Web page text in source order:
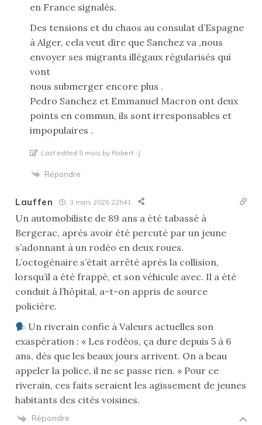
en France signalés.
Des tensions et du chaos au consulat d’Espagne
à Alger, cela veut dire que Sanchez va ,nous
envoyer ses migrants illégaux régularisés qui
vont
nous submerger encore plus .
Pedro Sanchez et Emmanuel Macron ont deux
points en commun, ils sont irresponsables et
impopulaires .
Last edited 5 mois by Robert -J
Répondre
Lauffen 3 mars 2026 22h41
Un automobiliste de 89 ans a été tabassé à
Bergerac, après avoir été percuté par un jeune
s’adonnant à un rodéo en deux roues.
L’octogénaire s’était arrêté après la collision,
lorsqu’il a été frappé, et son véhicule avec. Il a été
conduit à l’hôpital, a-t-on appris de source
policière.
Un riverain confie à Valeurs actuelles son
exaspération : « Les rodéos, ça dure depuis 5 à 6
ans, dès que les beaux jours arrivent. On a beau
appeler la police, il ne se passe rien. » Pour ce
riverain, ces faits seraient les agissement de jeunes
habitants des cités voisines.
Répondre